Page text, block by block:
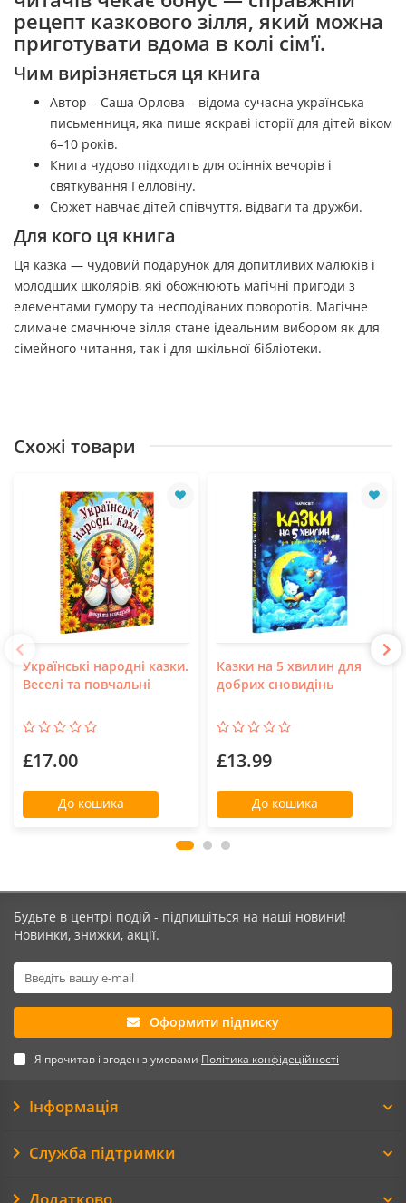
рецепт казкового зілля, який можна
приготувати вдома в колі сім'ї.
Чим вирізняється ця книга
Автор – Саша Орлова – відома сучасна українська
письменниця, яка пише яскраві історії для дітей віком
6–10 років.
Книга чудово підходить для осінніх вечорів і
святкування Гелловіну.
Сюжет навчає дітей співчуття, відваги та дружби.
Для кого ця книга
Ця казка — чудовий подарунок для допитливих малюків і
молодших школярів, які обожнюють магічні пригоди з
елементами гумору та несподіваних поворотів. Магічне
слимаче смачнюче зілля стане ідеальним вибором як для
сімейного читання, так і для шкільної бібліотеки.
Схожі товари
Українські народні казки.
Веселі та повчальні
£17.00
До кошика
Казки на 5 хвилин для
добрих сновидінь
£13.99
До кошика
Будьте в центрі подій - підпишіться на наші новини!
Новинки, знижки, акції.
Оформити підписку
Я прочитав і згоден з умовами Політика конфідеційності
Інформація
Служба підтримки